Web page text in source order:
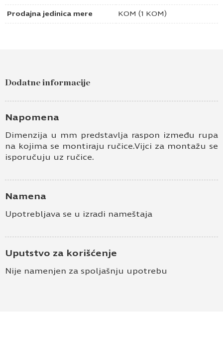
Prodajna jedinica mere KOM (1 KOM)
Dodatne informacije
Napomena
Dimenzija u mm predstavlja raspon između rupa
na kojima se montiraju ručice.Vijci za montažu se
isporučuju uz ručice.
Namena
Upotrebljava se u izradi nameštaja
Uputstvo za korišćenje
Nije namenjen za spoljašnju upotrebu